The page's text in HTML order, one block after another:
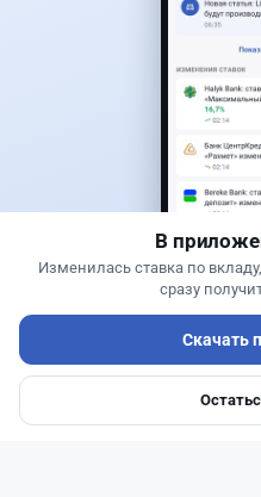
0
4 августа 2026
Как сохранить экран
запрещает скриншоты
Ипотеки
В
Изменилась ставка по
сразу
Скачать